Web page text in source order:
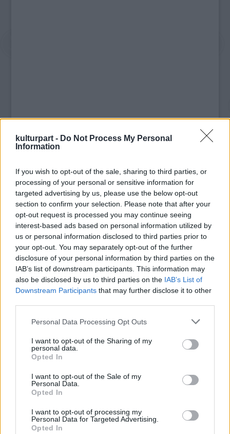
kulturpart - Do Not Process My Personal
Information
If you wish to opt-out of the sale, sharing to third parties, or
processing of your personal or sensitive information for
targeted advertising by us, please use the below opt-out
section to confirm your selection. Please note that after your
opt-out request is processed you may continue seeing
interest-based ads based on personal information utilized by
us or personal information disclosed to third parties prior to
your opt-out. You may separately opt-out of the further
disclosure of your personal information by third parties on the
IAB’s list of downstream participants. This information may
also be disclosed by us to third parties on the IAB’s List of
Downstream Participants that may further disclose it to other
Please note that this website/app uses one or more Google
not limited to your visit or usage behaviour. You may click to
grant or deny consent to Google and its third-party tags to
use your data for below specified purposes in below Google
consent section.
Personal Data Processing Opt Outs
I want to opt-out of the Sharing of my
personal data.
Opted In
I want to opt-out of the Sale of my
Personal Data.
Opted In
I want to opt-out of processing my
Personal Data for Targeted Advertising.
Opted In
Bár a nagyszabású mainstream siker
elkerülte Winchestert, számait olyan híres
zenészek dolgozták fel, mint Elvis Costello,
Anne Murray, az Everly Brothers vagy Jimmy
Buffett. Legismertebb számai: Yankee Lady,
Biloxi, The Brand New Tennessee Waltzés
Mississippi, You're On My Mind.
2012 szeptemberében több zenész (köztük
Jimmy Buffett) adta elő Winchester dalainak
feldolgozását, amelyeket a Quiet About It című
tribute albumon gyűjtöttek össze. A zenész a
hírek szerint már felvette
Amount of Troublecímű utolsó albumát, ami
nyáron fog megjelenni.